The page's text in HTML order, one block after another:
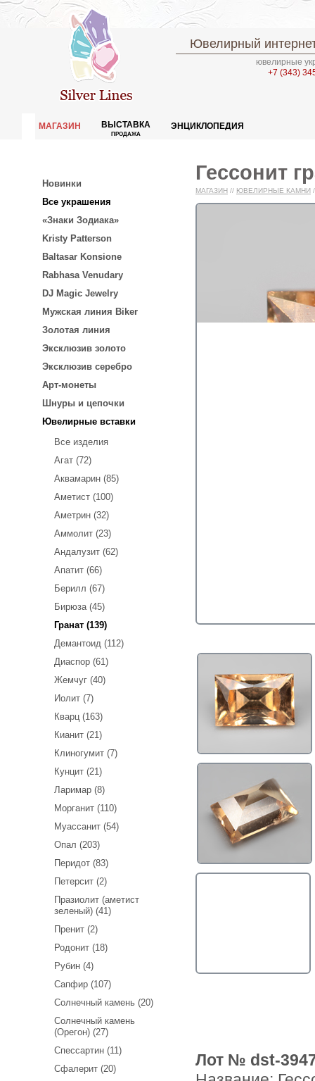
Ювелирный
ювелирные
+7 (343)
МАГАЗИН ВЫСТАВКА
ПРОДАЖА
ЭНЦИКЛОПЕДИЯ
Новинки
Все украшения
«Знаки Зодиака»
Kristy Patterson
Baltasar Konsione
Rabhasa Venudary
DJ Magic Jewelry
Мужская линия Biker
Золотая линия
Эксклюзив золото
Эксклюзив серебро
Арт-монеты
Шнуры и цепочки
Ювелирные вставки
Все изделия
Агат (72)
Аквамарин (85)
Аметист (100)
Аметрин (32)
Аммолит (23)
Андалузит (62)
Апатит (66)
Берилл (67)
Бирюза (45)
Гранат (139)
Демантоид (112)
Диаспор (61)
Жемчуг (40)
Иолит (7)
Кварц (163)
Кианит (21)
Клиногумит (7)
Кунцит (21)
Ларимар (8)
Морганит (110)
Муассанит (54)
Опал (203)
Перидот (83)
Петерсит (2)
Празиолит (аметист
зеленый) (41)
Пренит (2)
Родонит (18)
Рубин (4)
Сапфир (107)
Солнечный камень (20)
Солнечный камень
(Орегон) (27)
Спессартин (11)
Сфалерит (20)
Гессонит
МАГАЗИН // ЮВЕЛИРНЫЕ КАМНИ
Лот № dst-